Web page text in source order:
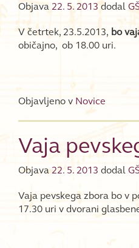
Objava 22. 5. 2013 dodal
V četrtek, 23.5.2013, bo
običajno, ob 18.00 uri.
Objavljeno v Novice
Vaja
Objava22. 5. 2013 dodal
Vaja pevskega zbora bo v
17.30 uri v dvorani